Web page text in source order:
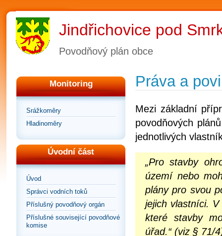
Jindřichovice pod
Povodňový plán obce
Monitoring
Srážkoměry
Hladinoměry
Úvodní část
Úvod
Správci vodních toků
Příslušný povodňový orgán
Příslušné související povodňové
komise
Práva a
Mezi základní
povodňových
jednotlivých
„Pro stavby
území nebo
plány pro svou
jejich vlastníci.
které stavby
úřad.“ (viz § 71/